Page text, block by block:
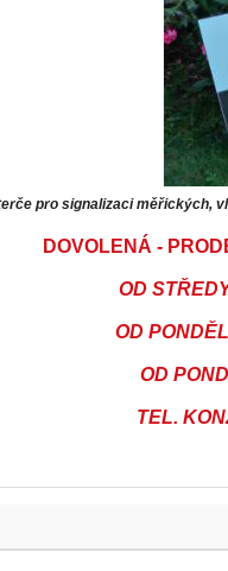
pro signalizaci měřických,
DOVOLENÁ -
OD
OD
OD
TEL.